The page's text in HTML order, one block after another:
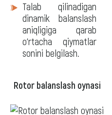
Talab qilinadigan
dinamik balanslash
aniqligiga qarab
o‘rtacha qiymatlar
sonini belgilash.
Rotor balanslash oynasi